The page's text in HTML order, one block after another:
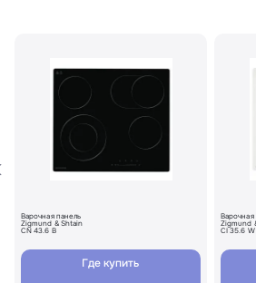
Варочная панель
Zigmund & Shtain
CN 43.6 B
Где купить
Варочная
Zigmund
CI 35.6 W
Ваш номер
С условиями "Пользовательского соглашения" ознакомлен